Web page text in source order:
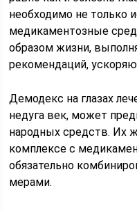
необходимо не только
медикаментозные
образом жизни,
рекомендаций,
Демодекс на глазах
недуга век, может
народных средств. Их
комплексе с
обязательно
мерами.